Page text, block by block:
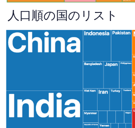
人口順の国のリスト